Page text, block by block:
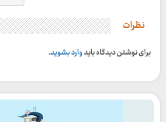
نظرات
برای نوشتن دیدگاه بایدوارد بشوید.